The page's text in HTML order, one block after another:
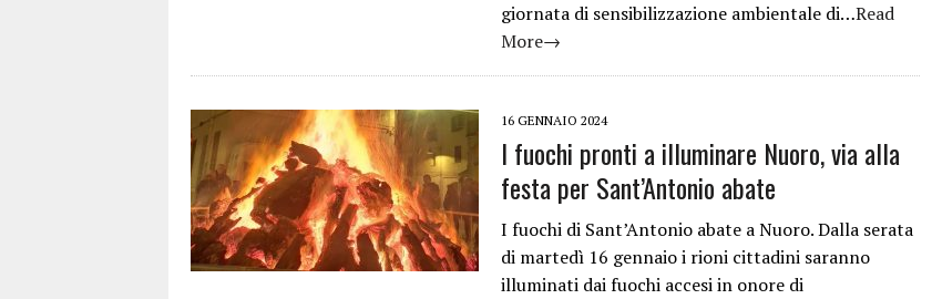
giornata di sensibilizzazione ambientale di…Read
More→
16 GENNAIO 2024
I fuochi pronti a illuminare Nuoro, via alla
festa per Sant’Antonio abate
I fuochi di Sant’Antonio abate a Nuoro. Dalla serata
di martedì 16 gennaio i rioni cittadini saranno
illuminati dai fuochi accesi in onore di